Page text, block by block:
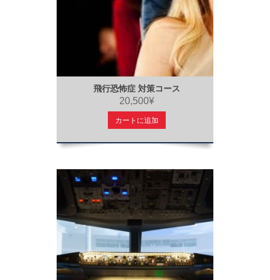
飛行恐怖症 対策コース
20,500¥
カートに追加